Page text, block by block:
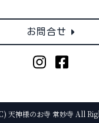
お問合せ
天神様のお寺 常妙寺 All